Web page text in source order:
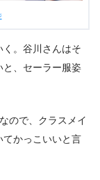
。谷川さんはそ
と、セーラー服姿
ので、クラスメイ
てかっこいいと言